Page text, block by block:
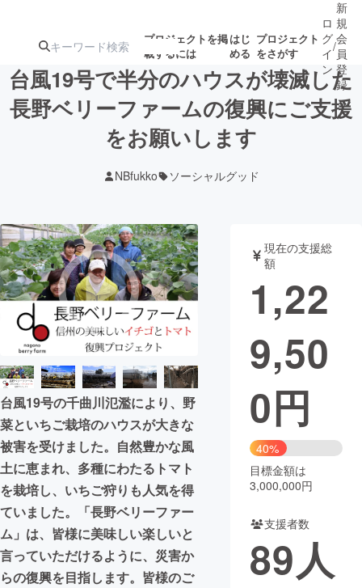
プロジェクトを掲
載するには
はじ
める
プロジェクト
をさがす
注目のリ 注目の新着プロ
ジェクト
募集終了が近いプ
ロジェクト
テクノロジー・ガジェット
映像・映画 書籍・雑誌
ビジネス・起業 チャレンジ
まちづくり・地域活性化
CAMPFIRE for Social Good
CAMPFIRE Creation
CAMPFIREふるさと納税machi-ya コミュニティ
ロ
グ
イ
ン
/
新
規
会
員
登
録
台風19号で半分のハウスが壊滅した
長野ベリーファームの復興にご支援
をお願いします
NBfukko ソーシャルグッド
台風19号の千曲川氾濫により、野
菜といちご栽培のハウスが大きな
被害を受けました。自然豊かな風
土に恵まれ、多種にわたるトマト
を栽培し、いちご狩りも人気を得
ていました。「長野ベリーファー
ム」は、皆様に美味しい楽しいと
言っていただけるように、災害か
らの復興を目指します。皆様のご
現在の支援総
額
1,22
9,50
0円
40%
目標金額は
3,000,000円
支援者数
89人